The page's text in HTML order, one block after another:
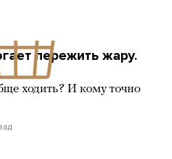
пережить жару.
ходить? И кому точно